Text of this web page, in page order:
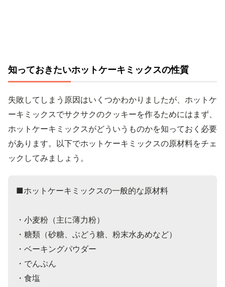
知っておきたいホットケーキミックスの性質
失敗してしまう原因はいくつかわかりましたが、ホットケ
ーキミックスでサクサクのクッキーを作るためにはまず、
ホットケーキミックスがどういうものかを知っておく必要
があります。以下でホットケーキミックスの原材料をチェ
ックしてみましょう。
■ホットケーキミックスの一般的な原材料
・小麦粉（主に薄力粉）
・糖類（砂糖、ぶどう糖、粉末水あめなど）
・ベーキングパウダー
・でんぷん
・食塩